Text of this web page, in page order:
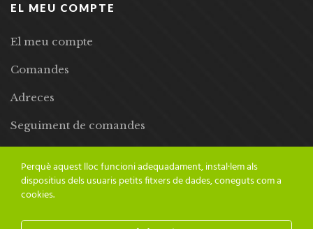
EL MEU COMPTE
El meu compte
Comandes
Adreces
Seguiment de comandes
Perquè aquest lloc funcioni adequadament, instal·lem als
dispositius dels usuaris petits fitxers de dades, coneguts com a
cookies.